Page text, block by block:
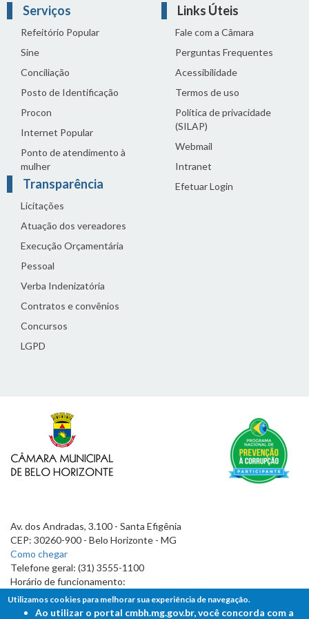
Serviços
Refeitório Popular
Sine
Conciliação
Posto de Identificação
Procon
Internet Popular
Ponto de atendimento à
mulher
Transparência
Licitações
Atuação dos vereadores
Execução Orçamentária
Pessoal
Verba Indenizatória
Contratos e convênios
Concursos
LGPD
Links Úteis
Fale com a Câmara
Perguntas Frequentes
Acessibilidade
Termos de uso
Política de privacidade
(SILAP)
Webmail
Intranet
Efetuar Login
Av. dos Andradas, 3.100 - Santa Efigênia
CEP: 30260-900 - Belo Horizonte - MG
Como chegar
Telefone geral: (31) 3555-1100
Horário de funcionamento:
7h às 19h
Utilizamos cookies para melhorar sua experiência de navegação.
Ao utilizar o portal cmbh.mg.gov.br, você concorda com a